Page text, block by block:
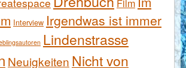
Film
Interview Irgendwas ist immer
Lindenstrasse
Neuigkeiten Nicht von